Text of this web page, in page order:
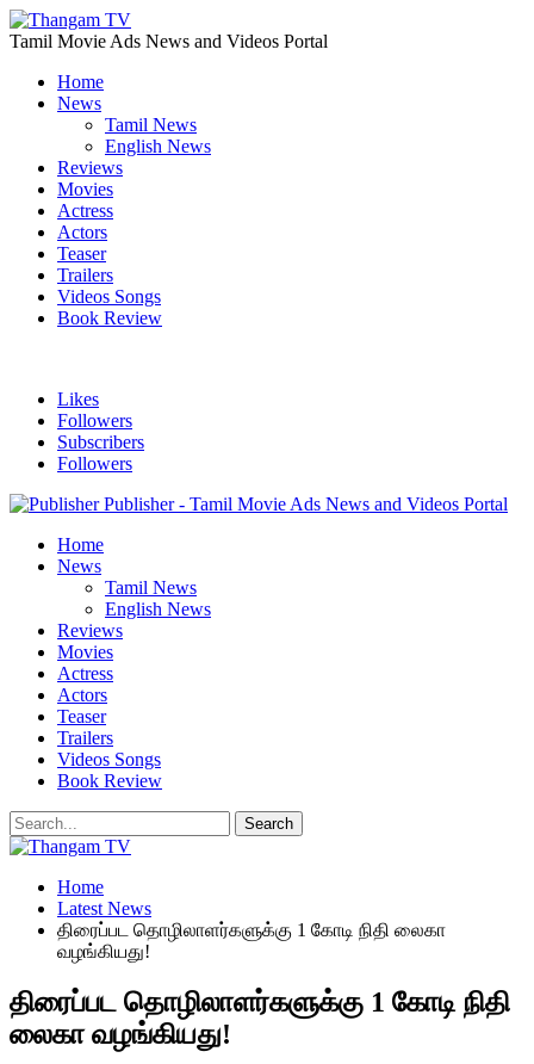
Tamil Movie Ads News and Videos Portal
Home
News
Tamil News
English News
Reviews
Movies
Actress
Actors
Teaser
Trailers
Videos Songs
Book Review
Likes
Followers
Subscribers
Followers
Publisher - Tamil Movie Ads News and Videos Portal
Home
News
Tamil News
English News
Reviews
Movies
Actress
Actors
Teaser
Trailers
Videos Songs
Book Review
Home
Latest News
திரைப்பட தொழிலாளர்களுக்கு 1 கோடி நிதி லைகா
வழங்கியது!
திரைப்பட தொழிலாளர்களுக்கு 1 கோடி நிதி
லைகா வழங்கியது!